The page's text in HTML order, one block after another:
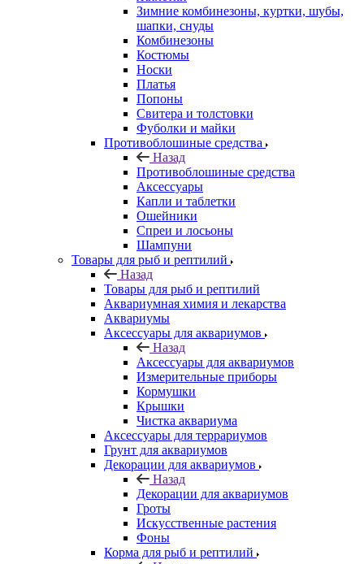
Зимние комбинезоны, куртки, шубы,
шапки, снуды
Комбинезоны
Костюмы
Носки
Платья
Попоны
Свитера и толстовки
Фуболки и майки
Противоблошиные средства
Назад
Противоблошиные средства
Аксессуары
Капли и таблетки
Ошейники
Спреи и лосьоны
Шампуни
Товары для рыб и рептилий
Назад
Товары для рыб и рептилий
Аквариумная химия и лекарства
Аквариумы
Аксессуары для аквариумов
Назад
Аксессуары для аквариумов
Измерительные приборы
Кормушки
Крышки
Чистка аквариума
Аксессуары для террариумов
Грунт для аквариумов
Декорации для аквариумов
Назад
Декорации для аквариумов
Гроты
Искусственные растения
Фоны
Корма для рыб и рептилий